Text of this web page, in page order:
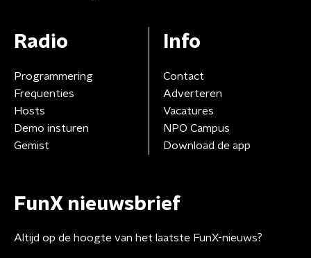
Radio
Programmering
Frequenties
Hosts
Demo insturen
Gemist
Info
Contact
Adverteren
Vacatures
NPO Campus
Download de app
FunX nieuwsbrief
Altijd op de hoogte van het laatste FunX-nieuws?